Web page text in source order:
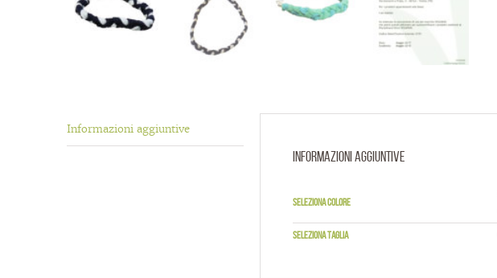
Informazioni aggiuntive
Informazioni aggiuntive
Seleziona colore
Seleziona taglia